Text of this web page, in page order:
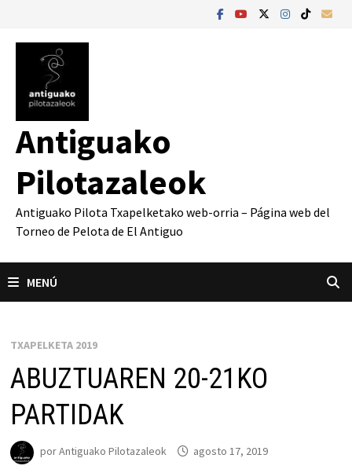
contenido
Antiguako
Pilotazaleok
Antiguako Pilota Txapelketako web-orria – Página web del
Torneo de Pelota de El Antiguo
MENÚ
TXAPELKETA 2019
ABUZTUAREN 20-21KO
PARTIDAK
porAntiguako Pilotazaleok agosto 17, 2019